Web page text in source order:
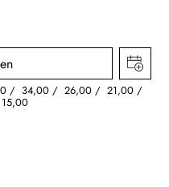
34,00 26,00 21,00
15,00